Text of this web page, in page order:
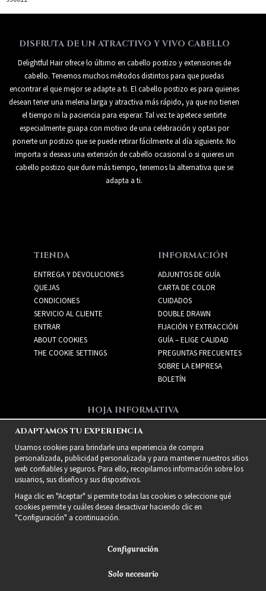
DISFRUTA DE UN ATRACTIVO Y VIVO CABELLO
Delightful Hair ofrece lo último en cabello postizo y extensiones de
cabello. Tenemos muchos métodos distintos para que puedas
encontrar el que mejor se adapte a ti. El cabello postizo es para quienes
desean tener una melena larga y atractiva más rápido, ya que no tienen
el tiempo ni la paciencia para esperar. Tal vez te apetece sentirte
especialmente guapa con motivo de una celebración y optas por
ponerte un postizo que se puede retirar fácilmente al día siguiente. No
importa si deseas una extensión de cabello ocasional o si quieres un
cabello postizo que dure más tiempo, tenemos la alternativa que se
adapta a ti.
TIENDA
ENTREGA Y DEVOLUCIONES
QUEJAS
CONDICIONES
SERVICIO AL CLIENTE
ENTRAR
ABOUT COOKIES
THE COOKIE SETTINGS
INFORMACIÓN
ADJUNTOS DE GUÍA
CARTA DE COLOR
CUIDADOS
DOUBLE DRAWN
FIJACIÓN Y EXTRACCIÓN
GUÍA – ELIGE CALIDAD
PREGUNTAS FRECUENTES
SOBRE LA EMPRESA
BOLETÍN
HOJA INFORMATIVA
Recibe las mejores ofertas
y nuevos productos!
ADAPTAMOS TU EXPERIENCIA
Usamos cookies para brindarle una experiencia de compra
personalizada, publicidad personalizada y para mantener nuestros sitios
web confiables y seguros. Para ello, recopilamos información sobre los
usuarios, sus diseños y sus dispositivos.
Haga clic en "Aceptar" si permite todas las cookies o seleccione qué
cookies permite y cuáles desea desactivar haciendo clic en
"Configuración" a continuación.
Configuración
Solo necesario